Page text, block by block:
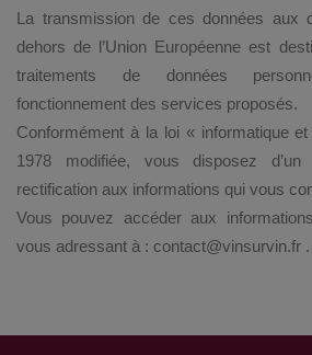
La transmission de ces données aux
dehors de l’Union Européenne est
traitements de données
fonctionnement des services proposés.
Conformément à la loi « informatique
1978 modifiée, vous disposez
rectification aux informations qui vous
Vous pouvez accéder aux
vous adressant à : contact@vinsurvin.fr .